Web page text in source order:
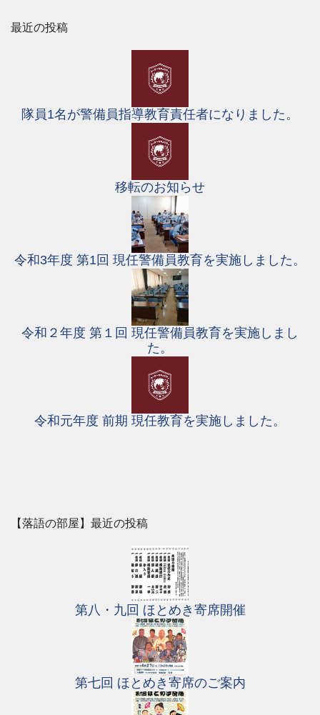
お知らせ
お問合せ
最近の投稿
隊員1名が警備員指導教育責任者になりました。
移転のお知らせ
令和3年度 第1回 現任警備員教育を実施しました。
令和２年度 第１回 現任警備員教育を実施しまし
た。
令和元年度 前期 現任教育を実施しました。
【落語の部屋】最近の投稿
第八・九回 ほとめき寄席開催
第七回 ほとめき寄席のご案内